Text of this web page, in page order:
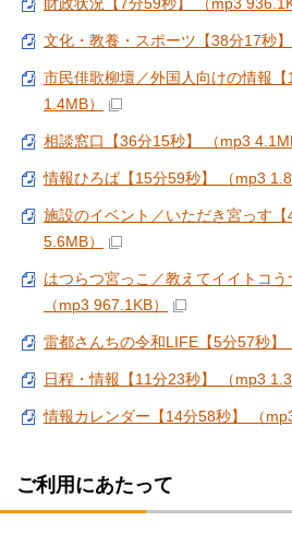
財政状況【7分59秒】 （mp3
文化・教養・スポーツ【38分17秒
市民俳歌柳壇／外国人向けの情報
1.4MB）
相談窓口【36分15秒】 （mp3
情報ひろば【15分59秒】 （mp3
施設のイベント／いただき宮っす
5.6MB）
はつらつ宮っこ／教えてイイトコう
（mp3 967.1KB）
雷都さんちの令和LIFE【5分57秒】
日程・情報【11分23秒】 （mp3
情報カレンダー【14分58秒】 （
ご利用にあたって